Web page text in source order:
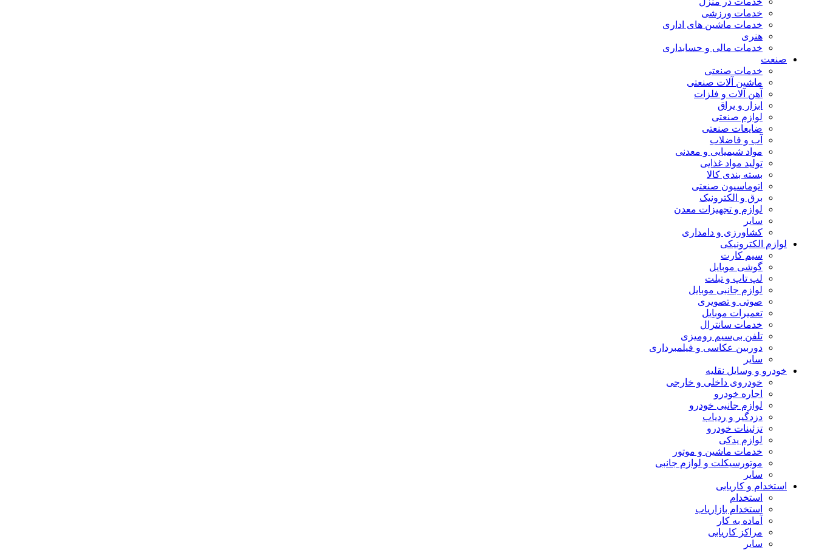
خدمات ورزشی
خدمات ماشین های اداری
هنری
خدمات مالی و حسابداری
صنعت
خدمات صنعتی
ماشین آلات صنعتی
آهن آلات و فلزات
ابزار و یراق
لوازم صنعتی
ضایعات صنعتی
آب و فاضلاب
مواد شیمیایی و معدنی
تولید مواد غذایی
بسته بندی کالا
اتوماسیون صنعتی
برق و الکترونیک
لوازم و تجهیزات معدن
سایر
کشاورزی و دامداری
لوازم الکترونیکی
سیم کارت
گوشی موبایل
لپ تاپ و تبلت
لوازم جانبی موبایل
صوتی و تصویری
تعمیرات موبایل
خدمات سانترال
تلفن بی‌سیم رومیزی
دوربین عکاسی و فیلمبرداری
سایر
خودرو و وسایل نقلیه
خودروی داخلی و خارجی
اجاره خودرو
لوازم جانبی خودرو
دزدگیر و ردیاب
تزئینات خودرو
لوازم یدکی
خدمات ماشین و موتور
موتورسیکلت و لوازم جانبی
سایر
استخدام و کاریابی
استخدام
استخدام بازاریاب
آماده به کار
مراکز کاریابی
سایر